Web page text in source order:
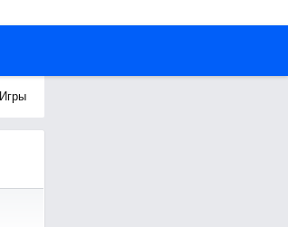
Игры